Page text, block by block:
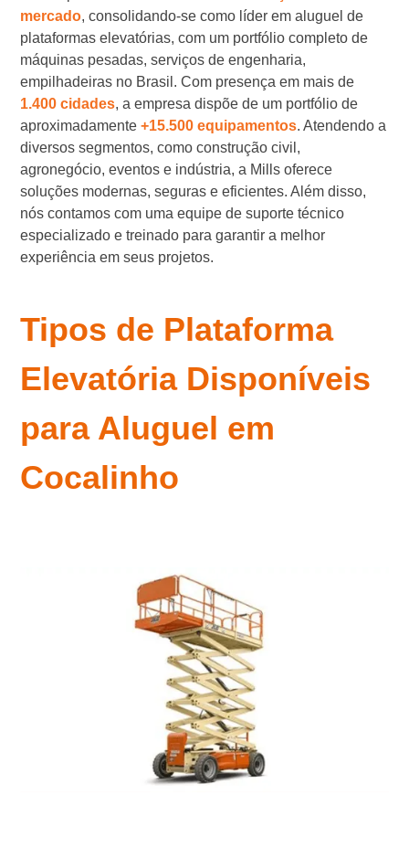
mercado, consolidando-se como líder em aluguel de
plataformas elevatórias, com um portfólio completo de
máquinas pesadas, serviços de engenharia,
empilhadeiras no Brasil. Com presença em mais de
1.400 cidades, a empresa dispõe de um portfólio de
aproximadamente+15.500 equipamentos. Atendendo a
diversos segmentos, como construção civil,
agronegócio, eventos e indústria, a Mills oferece
soluções modernas, seguras e eficientes. Além disso,
nós contamos com uma equipe de suporte técnico
especializado e treinado para garantir a melhor
experiência em seus projetos.
Tipos de Plataforma
Elevatória Disponíveis
para Aluguel em
Cocalinho